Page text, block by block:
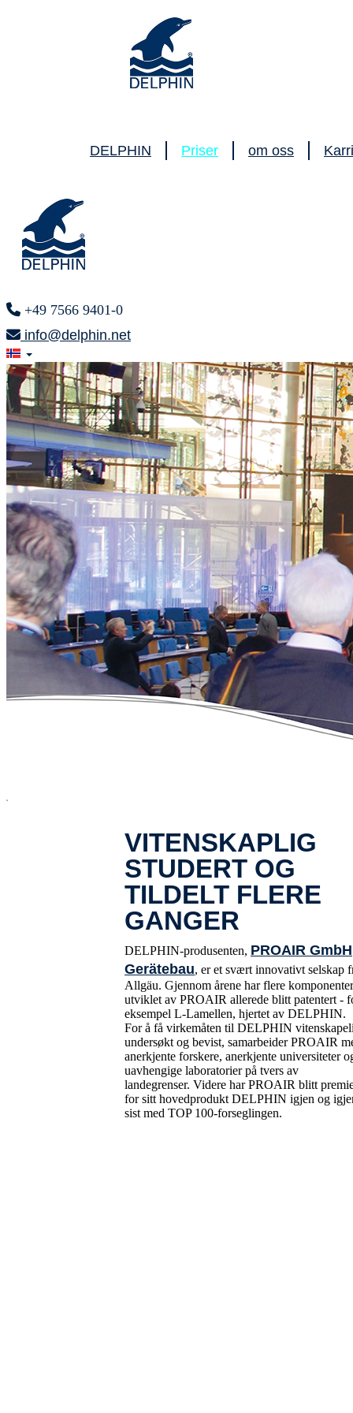
DELPHIN Priser om oss
+49 7566 9401-0
info@delphin.net
x
VITENSKAPLIG
STUDERT OG
TILDELT FLERE
GANGER
DELPHIN-produsenten, PROAIR GmbH
Gerätebau, er et svært innovativt selskap
Allgäu. Gjennom årene har flere komponenter
utviklet av PROAIR allerede blitt patentert -
eksempel L-Lamellen, hjertet av DELPHIN.
For å få virkemåten til DELPHIN
undersøkt og bevist, samarbeider PROAIR
anerkjente forskere, anerkjente universiteter
uavhengige laboratorier på tvers av
landegrenser. Videre har PROAIR blitt
for sitt hovedprodukt DELPHIN igjen og
sist med TOP 100-forseglingen.